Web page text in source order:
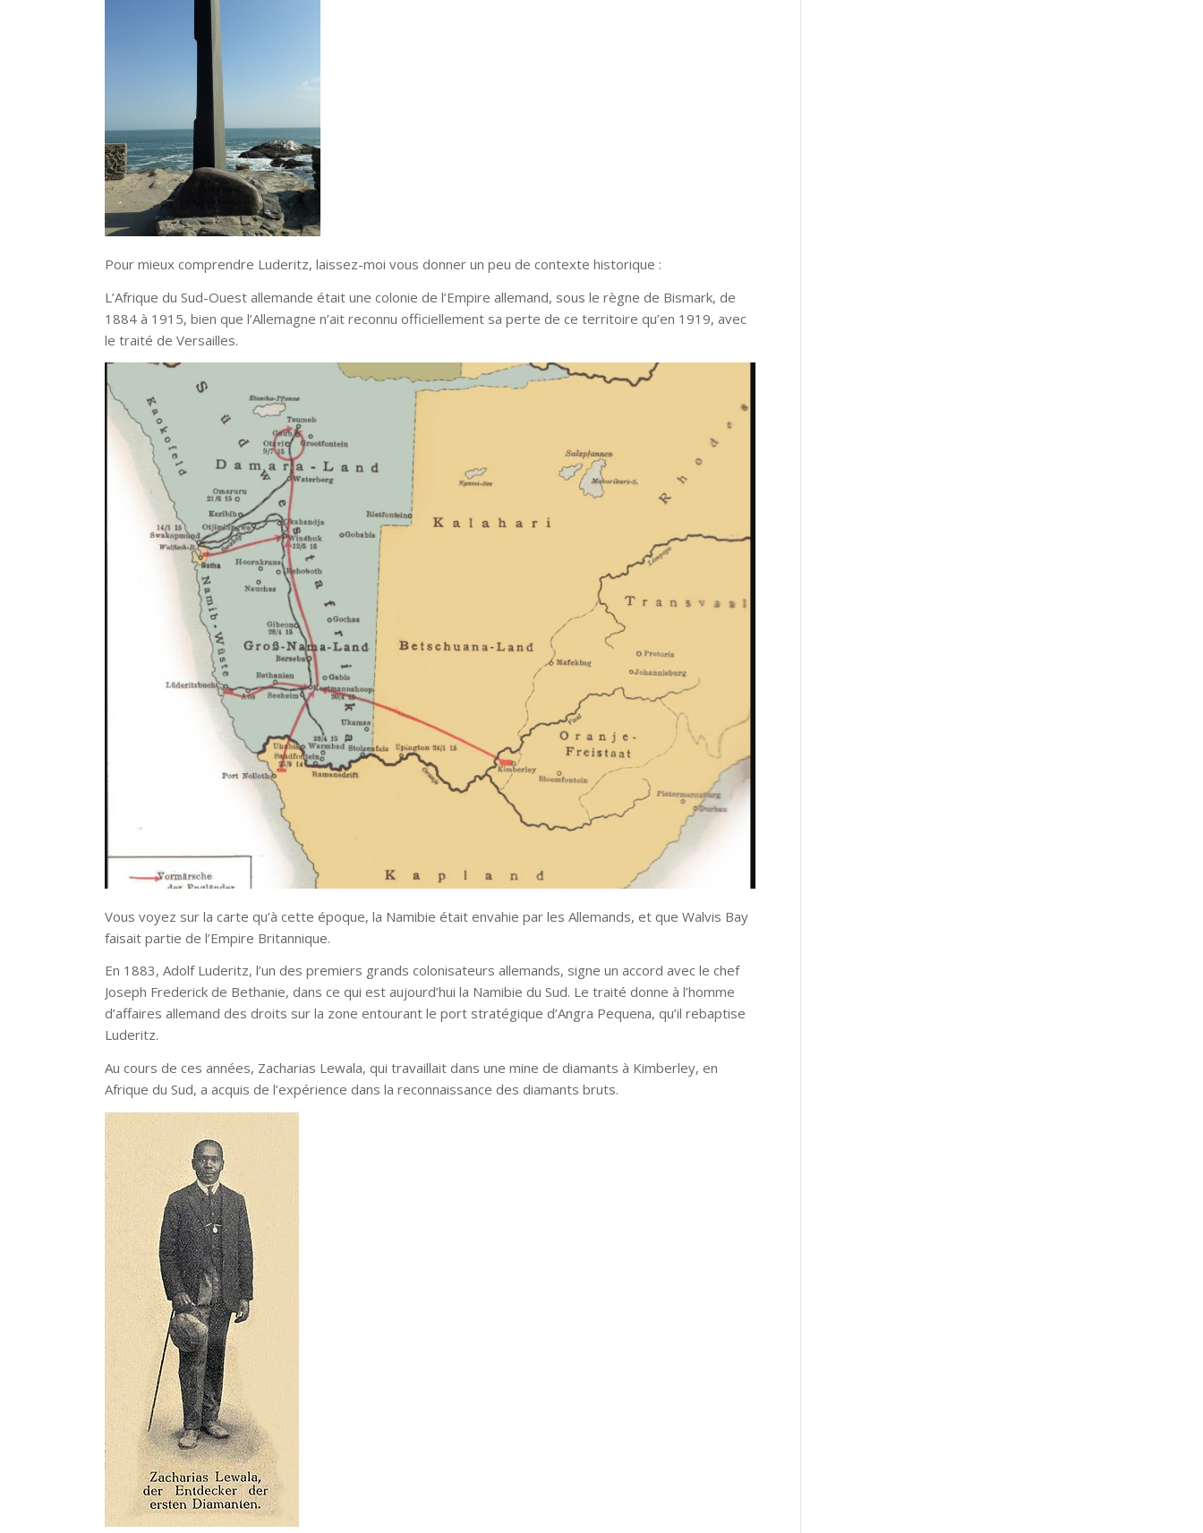
Pour mieux comprendre Luderitz, laissez-moi vous donner un peu de contexte historique :
L’Afrique du Sud-Ouest allemande était une colonie de l’Empire allemand, sous le règne de Bismark, de
1884 à 1915, bien que l’Allemagne n’ait reconnu officiellement sa perte de ce territoire qu’en 1919, avec
le traité de Versailles.
Vous voyez sur la carte qu’à cette époque, la Namibie était envahie par les Allemands, et que Walvis Bay
faisait partie de l’Empire Britannique.
En 1883, Adolf Luderitz, l’un des premiers grands colonisateurs allemands, signe un accord avec le chef
Joseph Frederick de Bethanie, dans ce qui est aujourd’hui la Namibie du Sud. Le traité donne à l’homme
d’affaires allemand des droits sur la zone entourant le port stratégique d’Angra Pequena, qu’il rebaptise
Luderitz.
Au cours de ces années, Zacharias Lewala, qui travaillait dans une mine de diamants à Kimberley, en
Afrique du Sud, a acquis de l’expérience dans la reconnaissance des diamants bruts.